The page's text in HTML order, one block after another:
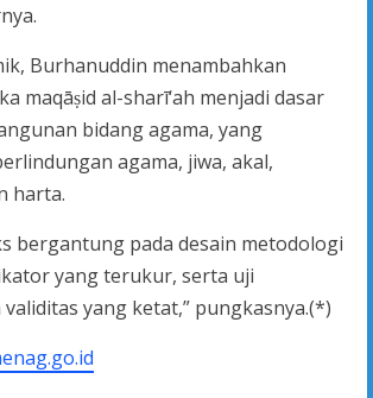
Burhanuddin menambahkan
maqāṣid al-sharī‘ah menjadi dasar
bidang agama, yang
agama, jiwa, akal,
harta.
bergantung pada desain metodologi
yang terukur, serta uji
yang ketat,” pungkasnya.(*)